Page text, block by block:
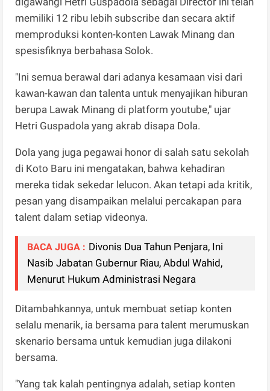
memiliki 12 ribu lebih subscribe dan secara aktif
memproduksi konten-konten Lawak Minang dan
spesisfiknya berbahasa Solok.
"Ini semua berawal dari adanya kesamaan visi dari
kawan-kawan dan talenta untuk menyajikan hiburan
berupa Lawak Minang di platform youtube," ujar
Hetri Guspadola yang akrab disapa Dola.
Dola yang juga pegawai honor di salah satu sekolah
di Koto Baru ini mengatakan, bahwa kehadiran
mereka tidak sekedar lelucon. Akan tetapi ada kritik,
pesan yang disampaikan melalui percakapan para
talent dalam setiap videonya.
BACA JUGA : Divonis Dua Tahun Penjara, Ini
Nasib Jabatan Gubernur Riau, Abdul Wahid,
Menurut Hukum Administrasi Negara
Ditambahkannya, untuk membuat setiap konten
selalu menarik, ia bersama para talent merumuskan
skenario bersama untuk kemudian juga dilakoni
bersama.
"Yang tak kalah pentingnya adalah, setiap konten